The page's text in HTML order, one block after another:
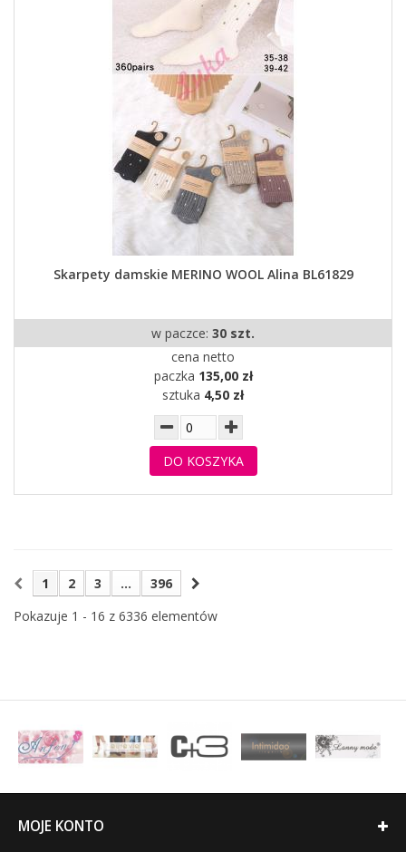
Skarpety damskie MERINO WOOL Alina BL61829
w paczce: 30 szt.
cena netto
paczka 135,00 zł
sztuka 4,50 zł
DO KOSZYKA
1 2 3 ...
396
Pokazuje 1 - 16 z 6336 elementów
MOJE KONTO